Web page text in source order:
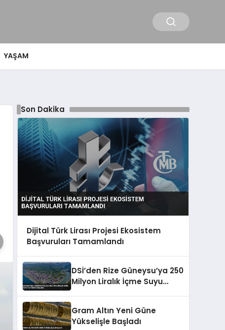
YAŞAM
Son Dakika
Dijital Türk Lirası Projesi Ekosistem
Başvuruları Tamamlandı
DSİ’den Rize Güneysu’ya 250
Milyon Liralık İçme Suyu
Gram Altın Yeni Güne
Yükselişle Başladı